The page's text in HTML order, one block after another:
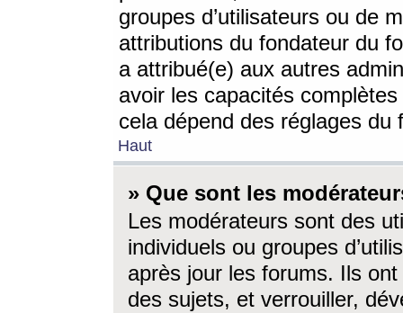
groupes d’utilisateurs ou de
attributions du fondateur du
a attribué(e) aux autres
avoir les capacités
cela dépend des réglages du
Haut
» Que sont les
Les modérateurs sont des
individuels ou groupes
après jour les forums. Ils ont
des sujets, et verrouiller,